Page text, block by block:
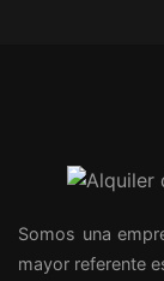
Somos una
mayor referente